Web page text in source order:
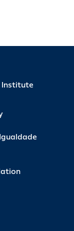
Institute